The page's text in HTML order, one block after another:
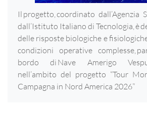
Il progetto, coordinato dall’Agenzia
dall’Istituto Italiano di Tecnologia, è
delle risposte biologiche e
condizioni operative complesse,
bordo di Nave Amerigo
nell’ambito del progetto “Tour
Campagna in Nord America 2026”